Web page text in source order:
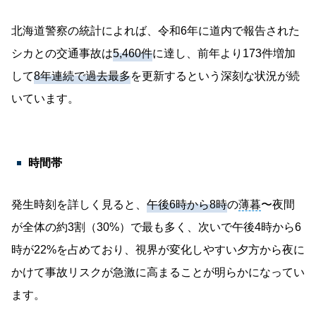
北海道警察の統計によれば、令和6年に道内で報告された
シカとの交通事故は5,460件に達し、前年より173件増加
して8年連続で過去最多を更新するという深刻な状況が続
いています。
時間帯
発生時刻を詳しく見ると、 午後6時から8時の薄暮〜夜間
が全体の約3割（30%）で最も多く、次いで午後4時から6
時が22%を占めており、視界が変化しやすい夕方から夜に
かけて事故リスクが急激に高まることが明らかになってい
ます。